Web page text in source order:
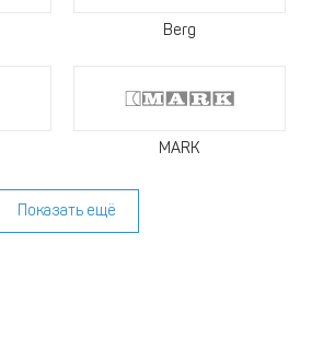
Berg
MARK
Показать ещё